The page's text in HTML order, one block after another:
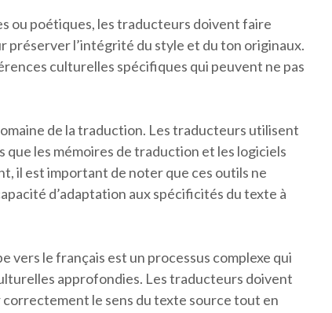
ou poétiques, les traducteurs doivent faire
préserver l’intégrité du style et du ton originaux.
culturelles spécifiques qui peuvent ne pas
de la traduction. Les traducteurs utilisent
que les mémoires de traduction et les logiciels
il est important de noter que ces outils ne
d’adaptation aux spécificités du texte à
vers le français est un processus complexe qui
approfondies. Les traducteurs doivent
le sens du texte source tout en